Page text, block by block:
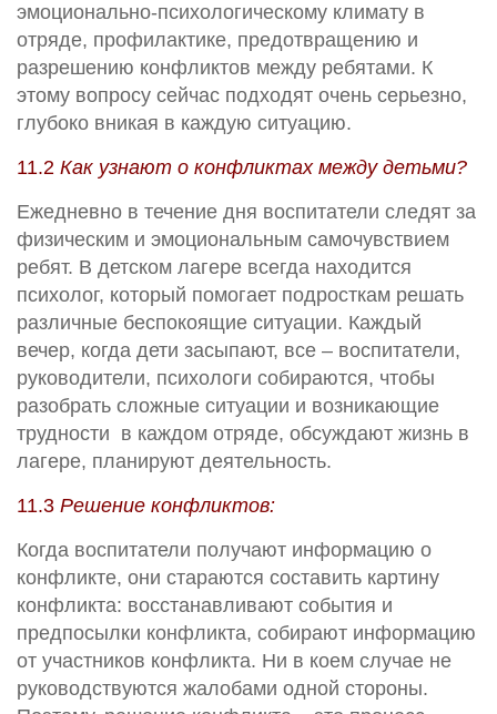
эмоционально-психологическому климату в
отряде, профилактике, предотвращению и
разрешению конфликтов между ребятами. К
этому вопросу сейчас подходят очень серьезно,
глубоко вникая в каждую ситуацию.
11.2 Как узнают о конфликтах между детьми?
Ежедневно в течение дня воспитатели следят за
физическим и эмоциональным самочувствием
ребят. В детском лагере всегда находится
психолог, который помогает подросткам решать
различные беспокоящие ситуации. Каждый
вечер, когда дети засыпают, все – воспитатели,
руководители, психологи собираются, чтобы
разобрать сложные ситуации и возникающие
трудности в каждом отряде, обсуждают жизнь в
лагере, планируют деятельность.
11.3 Решение конфликтов:
Когда воспитатели получают информацию о
конфликте, они стараются составить картину
конфликта: восстанавливают события и
предпосылки конфликта, собирают информацию
от участников конфликта. Ни в коем случае не
руководствуются жалобами одной стороны.